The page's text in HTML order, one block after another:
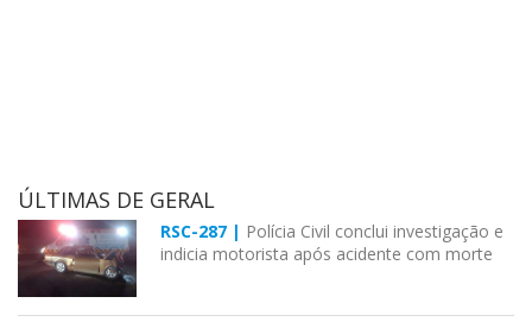
ÚLTIMAS DE GERAL
RSC-287 | Polícia Civil conclui investigação e
indicia motorista após acidente com morte